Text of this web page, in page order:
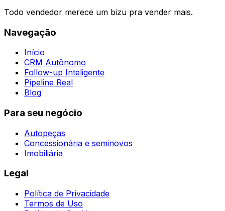
Todo vendedor merece um bizu pra vender mais.
Navegação
Início
CRM Autônomo
Follow-up Inteligente
Pipeline Real
Blog
Para seu negócio
Autopeças
Concessionária e seminovos
Imobiliária
Legal
Política de Privacidade
Termos de Uso